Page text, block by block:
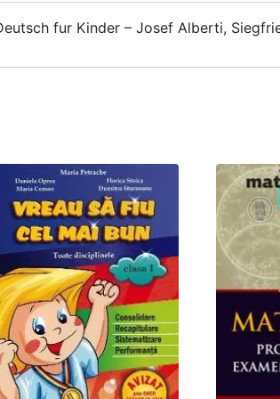
fur Kinder – Josef Alberti,